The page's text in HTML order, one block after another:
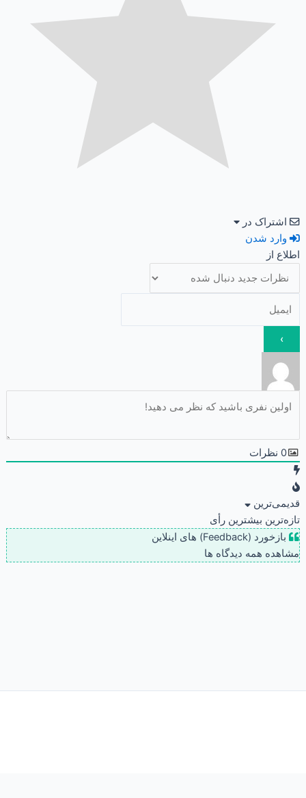
اشتراک در
وارد شدن
اطلاع از
0 نظرات
قدیمی‌ترین
تازه‌ترین بیشترین رأی
بازخورد (Feedback) های اینلاین
مشاهده همه دیدگاه ها